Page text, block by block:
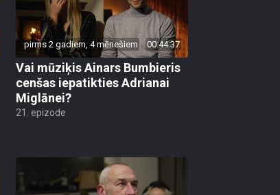
pirms 2 gadiem, 4 mēnešiem 00:44:37
Vai mūziķis Ainars Bumbieris
cenšas iepatikties Adrianai
Miglānei?
21. epizode